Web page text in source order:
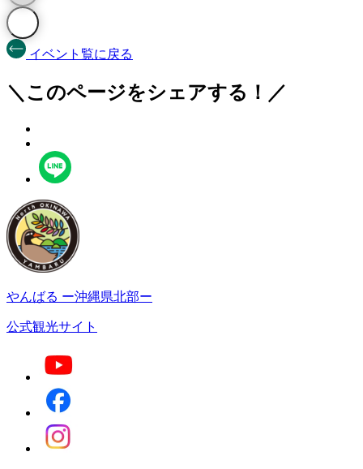
イベント覧に戻る
＼このページをシェアする！／
やんばる ー沖縄県北部ー
公式観光サイト